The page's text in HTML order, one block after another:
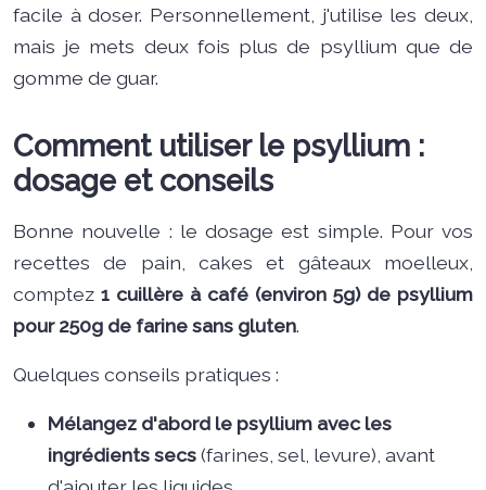
facile à doser. Personnellement, j'utilise les deux,
mais je mets deux fois plus de psyllium que de
gomme de guar.
Comment utiliser le psyllium :
dosage et conseils
Bonne nouvelle : le dosage est simple. Pour vos
recettes de pain, cakes et gâteaux moelleux,
comptez 1 cuillère à café (environ 5g) de psyllium
pour 250g de farine sans gluten.
Quelques conseils pratiques :
Mélangez d'abord le psyllium avec les
ingrédients secs(farines, sel, levure), avant